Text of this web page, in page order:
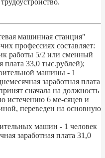
машинная станция"
профессиях составляет:
работы 5/2 или сменный
плата 33,0 тыс.рублей);
машины - 1
заработная плата
сначала на должность
6 ме-сяцев и
переведен на основную
машин - 1 человек
заработная плата 31,0